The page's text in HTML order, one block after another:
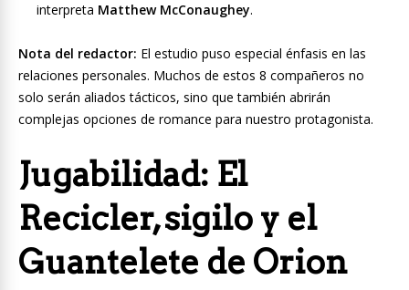
interpreta Matthew McConaughey.
Nota del redactor: El estudio puso especial énfasis en las
relaciones personales. Muchos de estos 8 compañeros no
solo serán aliados tácticos, sino que también abrirán
complejas opciones de romance para nuestro protagonista.
Jugabilidad: El
Recicler, sigilo y el
Guantelete de Orion